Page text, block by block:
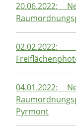
20.06.2022:
04.01.2022:
Pyrmont